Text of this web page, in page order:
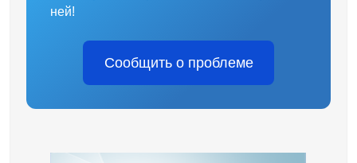
ней!
Сообщить о проблеме